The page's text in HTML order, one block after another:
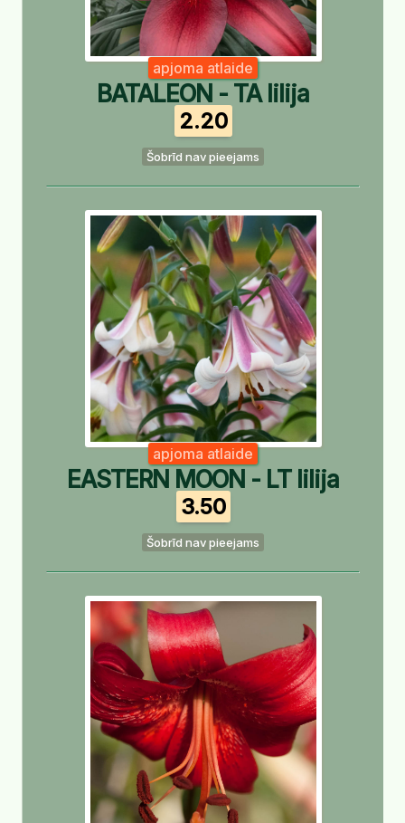
apjoma atlaide
BATALEON - TA lilija
2.20
Šobrīd nav pieejams
apjoma atlaide
EASTERN MOON - LT lilija
3.50
Šobrīd nav pieejams